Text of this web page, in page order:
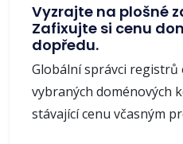
Vyzrajte na plošné
Zafixujte si cenu
dopředu.
Globální správci registrů
vybraných doménových
stávající cenu včasným